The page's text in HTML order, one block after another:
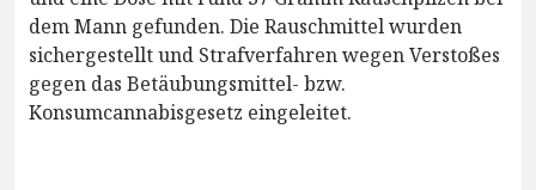
dem Mann gefunden. Die Rauschmittel wurden
sichergestellt und Strafverfahren wegen Verstoßes
gegen das Betäubungsmittel- bzw.
Konsumcannabisgesetz eingeleitet.